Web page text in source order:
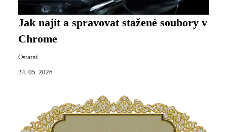
Jak najít a spravovat stažené soubory v
Chrome
Ostatní
24. 05. 2026